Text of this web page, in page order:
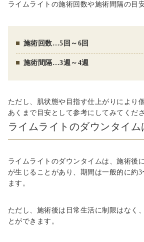
ライムライトの施術回数や施術間隔の目
施術回数…5回～6回
施術間隔…3週～4週
ただし、肌状態や目指す仕上がりにより
あくまで目安として参考にしてみてくださ
ライムライトのダウンタイム
ライムライトのダウンタイムは、施術後
が生じることがあり、期間は一般的に約
ます。
ただし、施術後は日常生活に制限はなく
とができます。